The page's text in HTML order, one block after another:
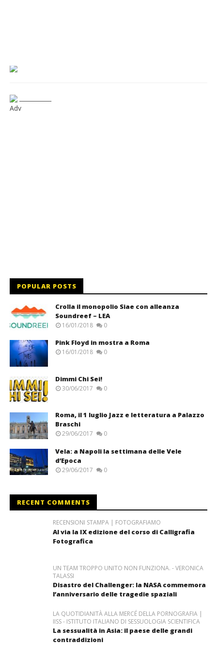
Adv
POPULAR POSTS
Crolla il monopolio Siae con alleanza
Soundreef – LEA
16/01/2018 0
Pink Floyd in mostra a Roma
16/01/2018 0
Dimmi Chi Sei!
30/06/2017 0
Roma, il 1 luglio Jazz e letteratura a Palazzo
Braschi
29/06/2017 0
Vela: a Napoli la settimana delle Vele
d’Epoca
29/06/2017 0
RECENT COMMENTS
RECENSIONI STAMPA | FOTOGRAFIAMO
Al via la IX edizione del corso di Calligrafia
Fotografica
UN TEAM TROPPO UNITO NON FUNZIONA. - VERONICA
TALASSI
Disastro del Challenger: la NASA commemora
l’anniversario delle tragedie spaziali
LA QUOTIDIANITÀ ALLA MERCÉ DELLA PORNOGRAFIA |
IISS - ISTITUTO ITALIANO DI SESSUOLOGIA SCIENTIFICA
La sessualità in Asia: il paese delle grandi
contraddizioni